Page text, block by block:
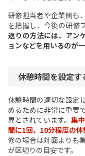
研修担当者や企業側も
を把握し、今後の研修
返りの方法には、アン
ョンなどを用いるのが
休憩時間を設定す
休憩時間の適切な設定
めるために非常に重要
界とされています。 集
間に1回、10分程度の
修の場合は対面よりも
が区切りの目安です。